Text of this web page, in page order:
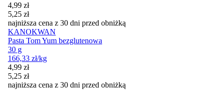
Cena promocyjna
4,99 zł
5,25 zł
najniższa cena z 30 dni przed obniżką
KANOKWAN
Pasta Tom Yum bezglutenowa
30 g
166,33 zł/kg
Cena promocyjna
4,99 zł
5,25 zł
najniższa cena z 30 dni przed obniżką